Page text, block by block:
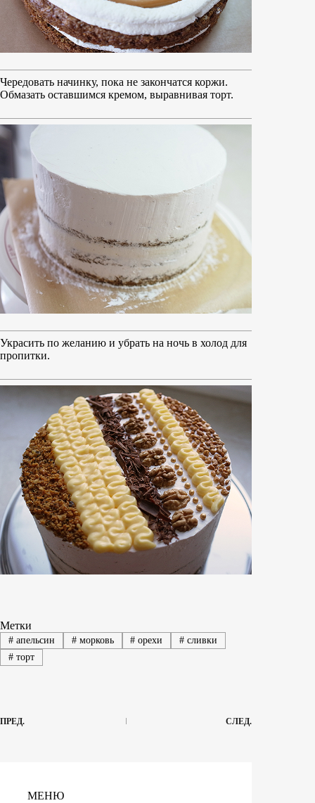
Чередовать начинку, пока не закончатся коржи.
Обмазать оставшимся кремом, выравнивая торт.
Украсить по желанию и убрать на ночь в холод для
пропитки.
Метки
#апельсин #морковь # орехи # сливки
#торт
ПРЕД. СЛЕД.
МЕНЮ